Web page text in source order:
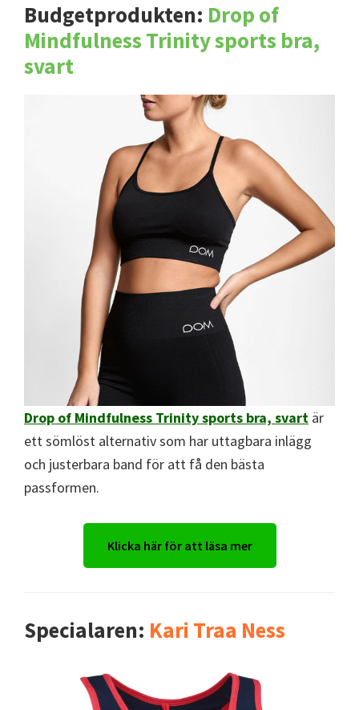
Budgetprodukten: Drop of
Mindfulness Trinity sports bra,
svart
Drop of Mindfulness Trinity sports bra, svart är
ett sömlöst alternativ som har uttagbara inlägg
och justerbara band för att få den bästa
passformen.
Klicka här för att läsa mer
Specialaren: Kari Traa Ness